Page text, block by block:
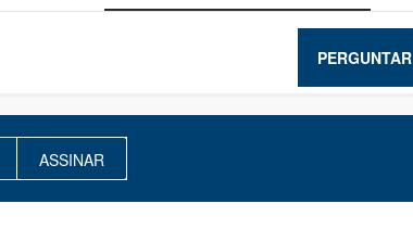
PERGUNTAR
ASSINAR